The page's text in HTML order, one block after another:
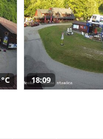
18:09